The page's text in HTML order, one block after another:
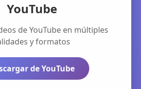
YouTube
de YouTube en múltiples
y formatos
de YouTube